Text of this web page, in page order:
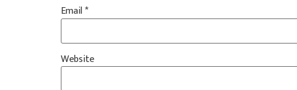
Email*
Website